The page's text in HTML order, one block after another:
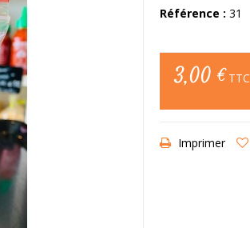
Référence : 31
3,00 € TTC
Imprimer